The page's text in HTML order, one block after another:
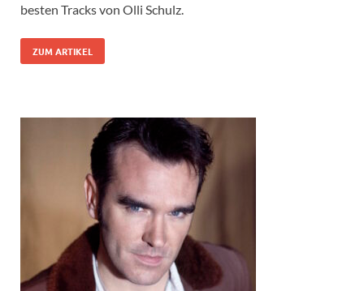
besten Tracks von Olli Schulz.
ZUM ARTIKEL